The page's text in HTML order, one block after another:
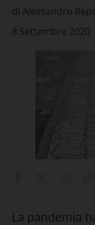
di Alessandro
8 Settembre 2020
La pandemia